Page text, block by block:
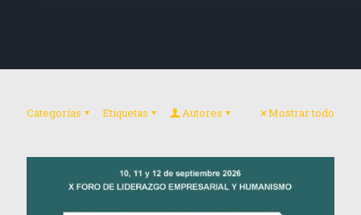
Categorías Etiquetas Autores Mostrar todo